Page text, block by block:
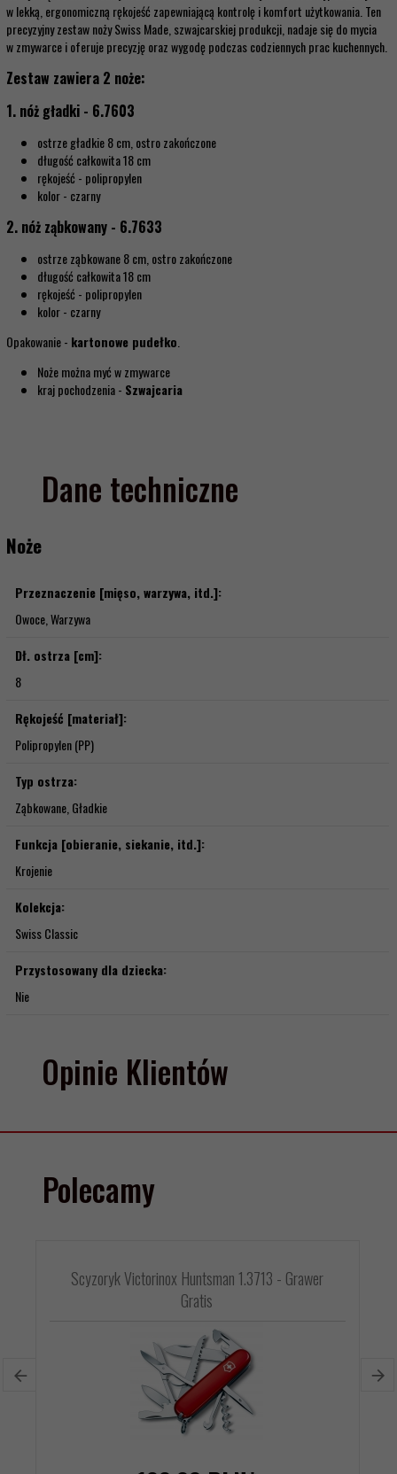
w lekką, ergonomiczną rękojeść zapewniającą kontrolę i komfort użytkowania. Ten
precyzyjny zestaw noży Swiss Made, szwajcarskiej produkcji, nadaje się do mycia
w zmywarce i oferuje precyzję oraz wygodę podczas codziennych prac kuchennych.
Zestaw zawiera 2 noże:
1. nóż gładki - 6.7603
ostrze gładkie 8 cm, ostro zakończone
długość całkowita 18 cm
rękojeść - polipropylen
kolor - czarny
2. nóż ząbkowany - 6.7633
ostrze ząbkowane 8 cm, ostro zakończone
długość całkowita 18 cm
rękojeść - polipropylen
kolor - czarny
Opakowanie - kartonowe pudełko
Noże można myć w zmywarce
kraj pochodzenia - Szwajcaria
Dane techniczne
Noże
Przeznaczenie [mięso, warzywa, itd.]:
Owoce, Warzywa
Dł. ostrza [cm]:
8
Rękojeść [materiał]:
Polipropylen (PP)
Typ ostrza:
Ząbkowane, Gładkie
Funkcja [obieranie, siekanie, itd.]:
Krojenie
Kolekcja:
Swiss Classic
Przystosowany dla dziecka:
Nie
Opinie Klientów
Polecamy
Scyzoryk Victorinox Huntsman 1.3713 - Grawer
Gratis